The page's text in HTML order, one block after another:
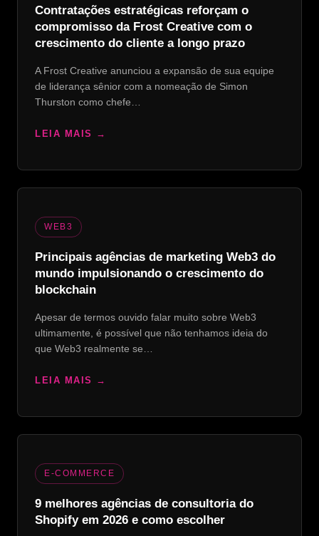
Contratações estratégicas reforçam o
compromisso da Frost Creative com o
crescimento do cliente a longo prazo
A Frost Creative anunciou a expansão de sua equipe
de liderança sênior com a nomeação de Simon
Thurston como chefe…
LEIA MAIS
WEB3
Principais agências de marketing Web3 do
mundo impulsionando o crescimento do
blockchain
Apesar de termos ouvido falar muito sobre Web3
ultimamente, é possível que não tenhamos ideia do
que Web3 realmente se…
LEIA MAIS
E-COMMERCE
9 melhores agências de consultoria do
Shopify em 2026 e como escolher